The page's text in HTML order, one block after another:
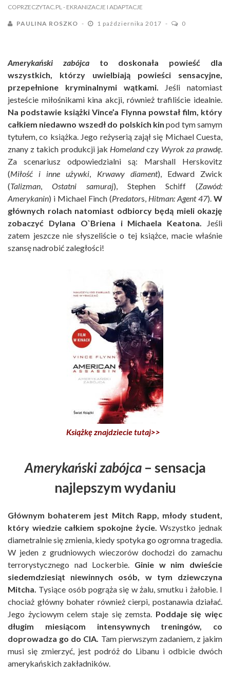
COPRZECZYTAC.PL - EKRANIZACJE I ADAPTACJE
PAULINA ROSZKO 1 października 2017 0
Amerykański zabójcato doskonała powieść dla
wszystkich, którzy uwielbiają powieści sensacyjne,
przepełnione kryminalnymi wątkami. Jeśli natomiast
jesteście miłośnikami kina akcji, również trafiliście idealnie.
Na podstawie książki Vince’a Flynna powstał film, który
całkiem niedawno wszedł do polskich kin pod tym samym
tytułem, co książka. Jego reżyserią zajął się Michael Cuesta,
znany z takich produkcji jak Homelandczy Wyrok za prawdę.
Za scenariusz odpowiedzialni są: Marshall Herskovitz
(Miłość i inne używki, Krwawy diament), Edward Zwick
(Talizman, Ostatni samuraj), Stephen Schiff (Zawód:
Amerykanin) i Michael Finch (Predators, Hitman: Agent 47). W
głównych rolach natomiast odbiorcy będą mieli okazję
zobaczyć Dylana O`Briena i Michaela Keatona. Jeśli
zatem jeszcze nie słyszeliście o tej książce, macie właśnie
szansę nadrobić zaległości!
Książkę znajdziecie tutaj>>
Amerykański zabójca– sensacja
najlepszym wydaniu
Głównym bohaterem jest Mitch Rapp, młody student,
który wiedzie całkiem spokojne życie. Wszystko jednak
diametralnie się zmienia, kiedy spotyka go ogromna tragedia.
W jeden z grudniowych wieczorów dochodzi do zamachu
terrorystycznego nad Lockerbie. Ginie w nim dwieście
siedemdziesiąt niewinnych osób, w tym dziewczyna
Mitcha. Tysiące osób pogrąża się w żalu, smutku i żałobie. I
chociaż główny bohater również cierpi, postanawia działać.
Jego życiowym celem staje się zemsta. Poddaje się więc
długim miesiącom intensywnych treningów, co
doprowadza go do CIA. Tam pierwszym zadaniem, z jakim
musi się zmierzyć, jest podróż do Libanu i odbicie dwóch
amerykańskich zakładników.